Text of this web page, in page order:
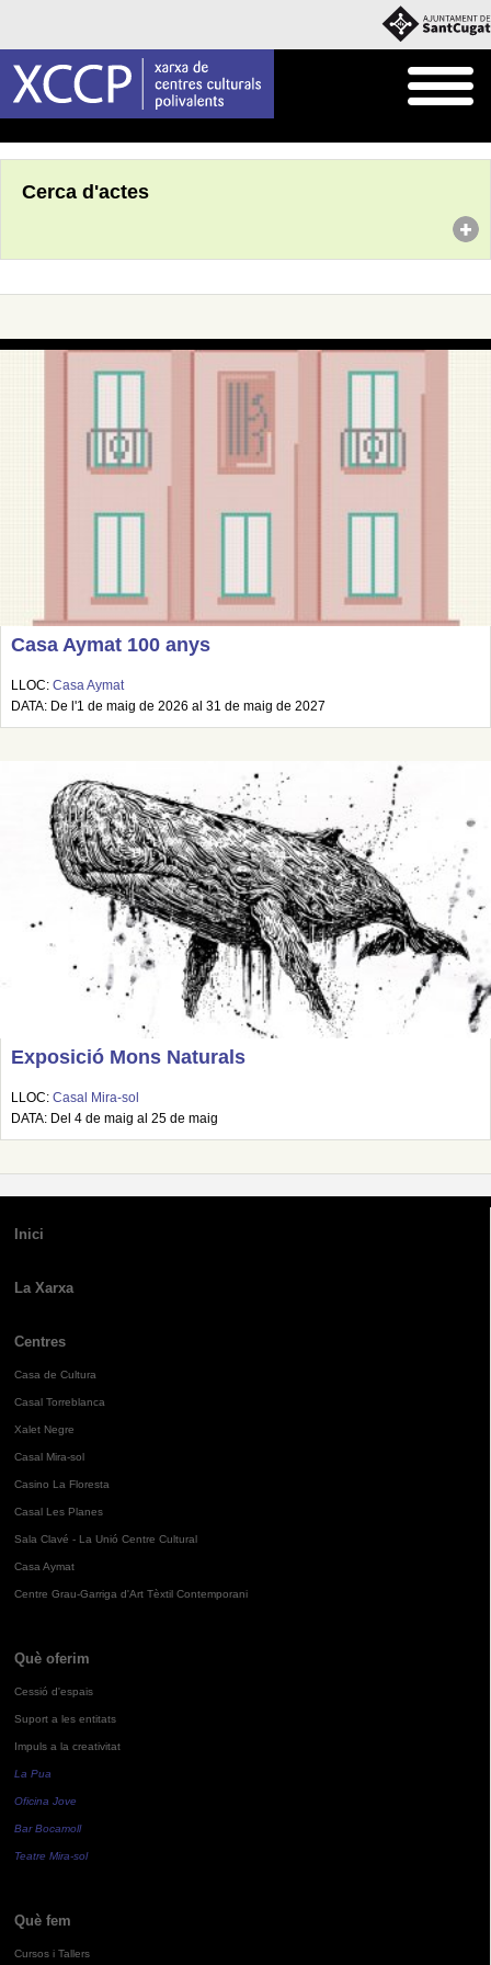
Cerca d'actes
Casa Aymat 100 anys
LLOC: Casa Aymat
DATA: De l'1 de maig de 2026 al 31 de maig de 2027
Exposició Mons Naturals
LLOC: Casal Mira-sol
DATA: Del 4 de maig al 25 de maig
Inici
La Xarxa
Centres
Casa de Cultura
Casal Torreblanca
Xalet Negre
Casal Mira-sol
Casino La Floresta
Casal Les Planes
Sala Clavé - La Unió Centre Cultural
Casa Aymat
Centre Grau-Garriga d'Art Tèxtil Contemporani
Què oferim
Cessió d'espais
Suport a les entitats
Impuls a la creativitat
La Pua
Oficina Jove
Bar Bocamoll
Teatre Mira-sol
Què fem
Cursos i Tallers